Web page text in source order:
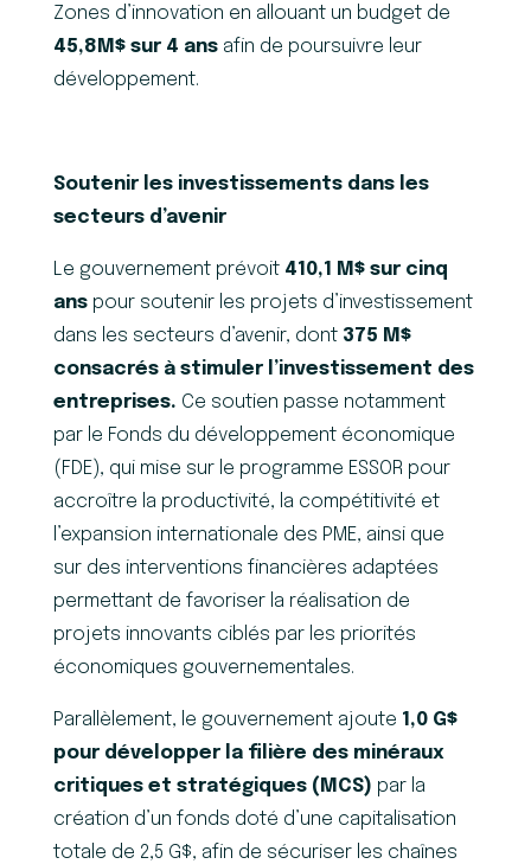
Zones d’innovation en allouant un budget de
45,8M$ sur 4 ans afin de poursuivre leur
développement.
Soutenir les investissements dans les
secteurs d’avenir
Le gouvernement prévoit 410,1 M$ sur cinq
ans pour soutenir les projets d’investissement
dans les secteurs d’avenir, dont 375 M$
consacrés à stimuler l’investissement des
entreprises. Ce soutien passe notamment
par le Fonds du développement économique
(FDE), qui mise sur le programme ESSOR pour
accroître la productivité, la compétitivité et
l’expansion internationale des PME, ainsi que
sur des interventions financières adaptées
permettant de favoriser la réalisation de
projets innovants ciblés par les priorités
économiques gouvernementales.
Parallèlement, le gouvernement ajoute 1,0 G$
pour développer la filière des minéraux
critiques et stratégiques (MCS) par la
création d’un fonds doté d’une capitalisation
totale de 2,5 G$, afin de sécuriser les chaînes